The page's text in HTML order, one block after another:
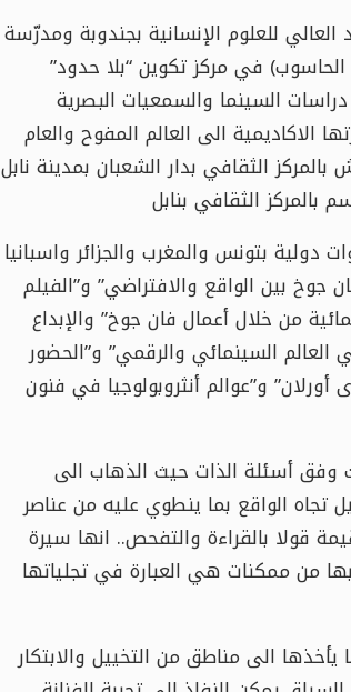
للعلوم الإنسانية بجندوبة ومدرّسة
في مركز تكوين “بلا حدود”
خلال سنة 2022 على دكتوراه في دراسات السينما والسمعيات البصرية
الاكاديمية الى العالم المفوح والعام
الثقافي بدار الشعبان بمدينة نابل
بالمركز الثقافي بنابل
بتونس والمغرب والجزائر واسبانيا
بين الواقع والافتراضي” و”الفيلم
من خلال أعمال فان جوخ” والإبداع
السينمائي والرقمي” و”الحضور
و”عوالم أنثروبولوجيا في فنون
وفق أسئلة الذات حيث الذهاب الى
تجاه الواقع بما ينطوي عليه من عناصر
قولا بالقراءة والتفحص.. انها سيرة
من ممكنات هي العبارة في تجلياتها
الى مناطق من التخييل والابتكار